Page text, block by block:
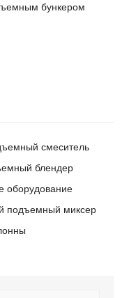
бункером
смеситель
блендер
оборудование
подъемный миксер